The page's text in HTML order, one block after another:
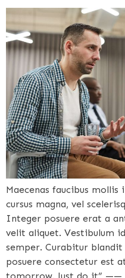
Maecenas faucibus
cursus magna, vel
Integer posuere erat a
velit aliquet. Vestibulum
semper. Curabitur
posuere consectetur est